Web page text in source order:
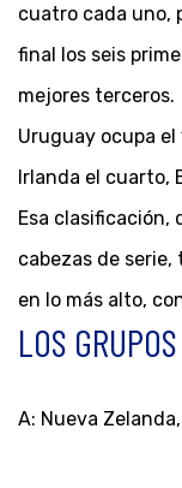
cuatro cada uno,
final los seis
mejores terceros.
Uruguay ocupa el
Irlanda el cuarto,
Esa clasificación,
cabezas de
en lo más alto,
LOS GRUPOS
A: Nueva